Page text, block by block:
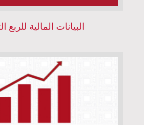
البيانات المالية للربع